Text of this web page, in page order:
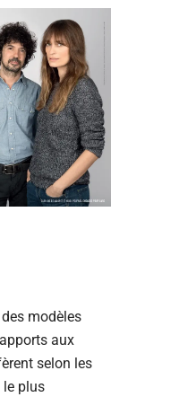
modèles
aux
selon les
le plus